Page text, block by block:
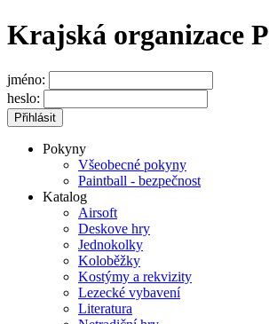
Krajská organizace
jméno:
heslo:
Pokyny
Všeobecné pokyny
Paintball - bezpečnost
Katalog
Airsoft
Deskove hry
Jednokolky
Koloběžky
Kostýmy a rekvizity
Lezecké vybavení
Literatura